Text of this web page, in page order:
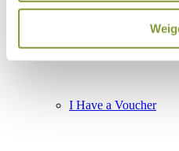
I Have a Voucher